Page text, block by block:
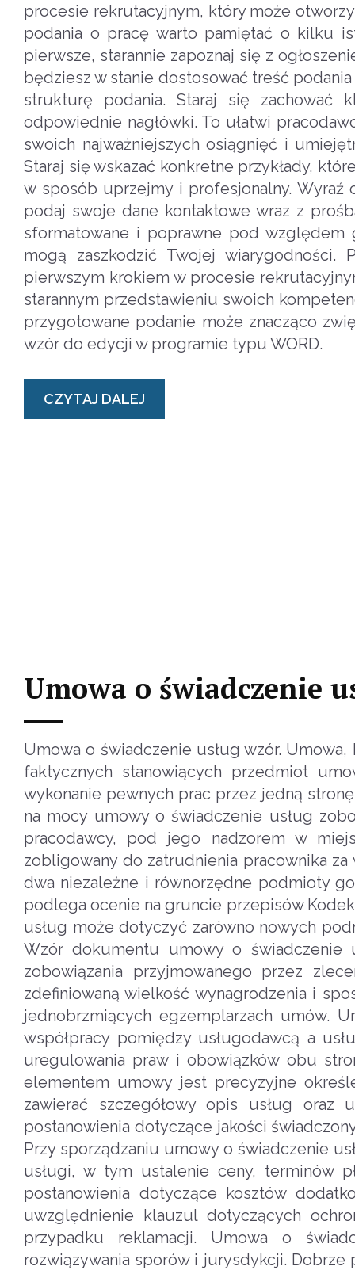
procesie rekrutacyjnym, który może
podania o pracę warto pamiętać o kilku
pierwsze, starannie zapoznaj się z
będziesz w stanie dostosować treść
strukturę podania. Staraj się zachować
odpowiednie nagłówki. To ułatwi
swoich najważniejszych osiągnięć i
Staraj się wskazać konkretne przykłady,
w sposób uprzejmy i profesjonalny.
podaj swoje dane kontaktowe wraz z
sformatowane i poprawne pod względem
mogą zaszkodzić Twojej
pierwszym krokiem w procesie
starannym przedstawieniu swoich
przygotowane podanie może znacząco
wzór do edycji w programie typu WORD.
CZYTAJ DALEJ
Umowa o świadczenie
Umowa o świadczenie usług wzór.
faktycznych stanowiących przedmiot
wykonanie pewnych prac przez jedną
na mocy umowy o świadczenie usług
pracodawcy, pod jego nadzorem w
zobligowany do zatrudnienia pracownika
dwa niezależne i równorzędne podmioty
podlega ocenie na gruncie przepisów
usług może dotyczyć zarówno nowych
Wzór dokumentu umowy o świadczenie
zobowiązania przyjmowanego przez
zdefiniowaną wielkość wynagrodzenia i
jednobrzmiących egzemplarzach umów.
współpracy pomiędzy usługodawcą a
uregulowania praw i obowiązków obu
elementem umowy jest precyzyjne
zawierać szczegółowy opis usług oraz
postanowienia dotyczące jakości
Przy sporządzaniu umowy o świadczenie
usługi, w tym ustalenie ceny, terminów
postanowienia dotyczące kosztów
uwzględnienie klauzul dotyczących
przypadku reklamacji. Umowa o
rozwiązywania sporów i jurysdykcji.